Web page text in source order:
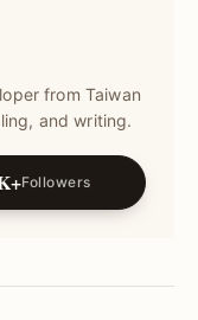
from Taiwan
and writing.
Followers